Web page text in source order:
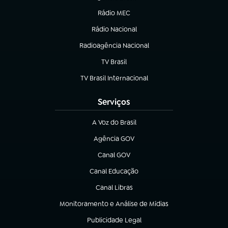
Rádio MEC
Rádio Nacional
(abre em nova aba)
Radioagência Nacional
(abre em nova aba)
TV Brasil
(abre em nova aba)
TV Brasil Internacional
(abre em nova aba)
Serviços
A Voz do Brasil
(abre em nova aba)
Agência GOV
(abre em nova aba)
Canal GOV
(abre em nova aba)
Canal Educação
(abre em nova aba)
Canal Libras
(abre em nova aba)
Monitoramento e Análise de Mídias
(abre em nova aba)
Publicidade Legal
(abre em nova aba)